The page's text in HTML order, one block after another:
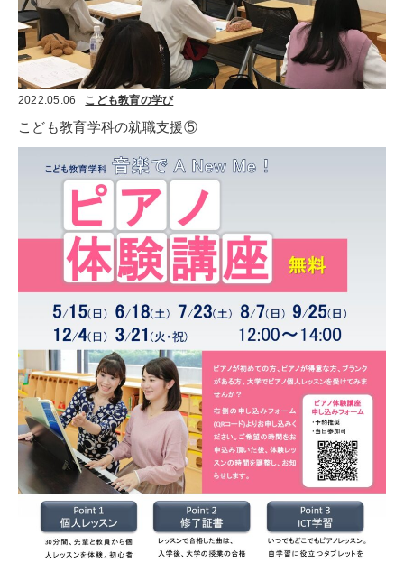
2022.05.06 こども教育の学び
こども教育学科の就職支援⑤